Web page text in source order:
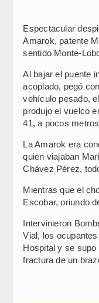
Espectacular
Amarok, patente
sentido Monte-
Al bajar el puente
acoplado, pegó
vehículo pesado,
produjo el vuelco
41, a pocos
La Amarok era
quien viajaban
Chávez Pérez,
Mientras que el
Escobar, oriundo
Intervinieron
Vial, los
Hospital y se
fractura de un